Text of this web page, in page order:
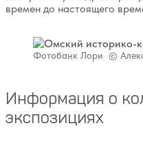
времен до настоящего
Фотобанк Лори ©
Информация о
экспозициях